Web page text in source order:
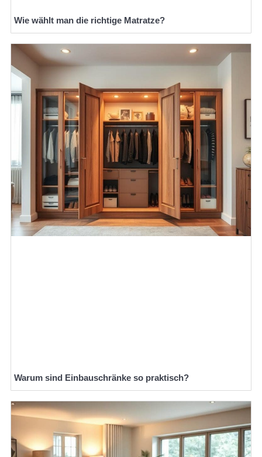
Wie wählt man die richtige Matratze?
Warum sind Einbauschränke so praktisch?